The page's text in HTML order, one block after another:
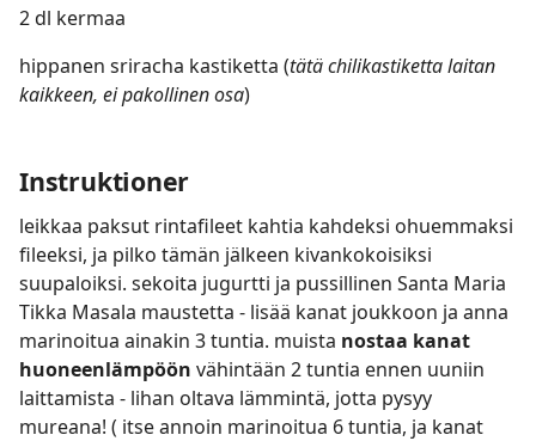
2 dl kermaa
hippanen sriracha kastiketta (tätä chilikastiketta laitan
kaikkeen, ei pakollinen osa)
Instruktioner
leikkaa paksut rintafileet kahtia kahdeksi ohuemmaksi
fileeksi, ja pilko tämän jälkeen kivankokoisiksi
suupaloiksi. sekoita jugurtti ja pussillinen Santa Maria
Tikka Masala maustetta - lisää kanat joukkoon ja anna
marinoitua ainakin 3 tuntia. muista nostaa kanat
huoneenlämpöön vähintään 2 tuntia ennen uuniin
laittamista - lihan oltava lämmintä, jotta pysyy
mureana! ( itse annoin marinoitua 6 tuntia, ja kanat